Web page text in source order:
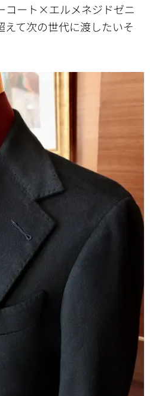
コート×エルメネジドゼニ
えて次の世代に渡したいそ